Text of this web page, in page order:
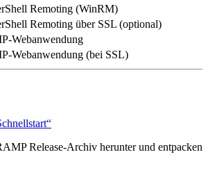
Remoting (WinRM)
Remoting über SSL (optional)
Webanwendung
Webanwendung (bei SSL)
Release-Archiv herunter und entpacken